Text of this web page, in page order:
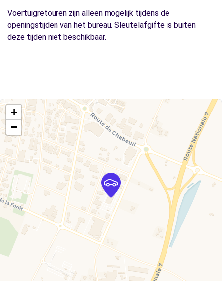
Voertuigretouren zijn alleen mogelijk tijdens de
openingstijden van het bureau. Sleutelafgifte is buiten
deze tijden niet beschikbaar.
+
−